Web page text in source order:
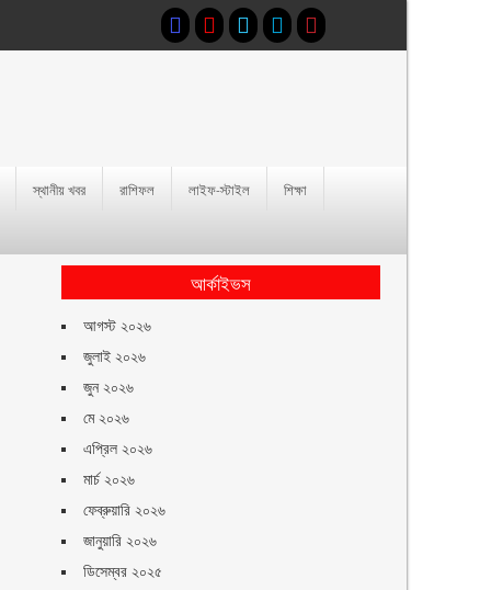
স্থানীয় খবর রাশিফল লাইফ-স্টাইল
শিক্ষা
আর্কাইভস
আগস্ট ২০২৬
জুলাই ২০২৬
জুন ২০২৬
মে ২০২৬
এপ্রিল ২০২৬
মার্চ ২০২৬
ফেব্রুয়ারি ২০২৬
জানুয়ারি ২০২৬
ডিসেম্বর ২০২৫